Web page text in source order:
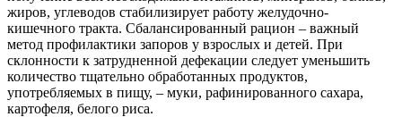
жиров, углеводов стабилизирует работу желудочно-
кишечного тракта. Сбалансированный рацион – важный
метод профилактики запоров у взрослых и детей. При
склонности к затрудненной дефекации следует уменьшить
количество тщательно обработанных продуктов,
употребляемых в пищу, – муки, рафинированного сахара,
картофеля, белого риса.